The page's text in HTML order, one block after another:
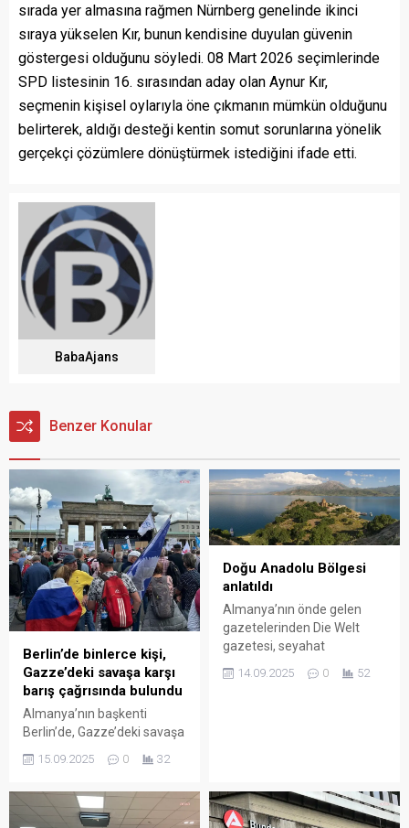
sırada yer almasına rağmen Nürnberg genelinde ikinci
sıraya yükselen Kır, bunun kendisine duyulan güvenin
göstergesi olduğunu söyledi. 08 Mart 2026 seçimlerinde
SPD listesinin 16. sırasından aday olan Aynur Kır,
seçmenin kişisel oylarıyla öne çıkmanın mümkün olduğunu
belirterek, aldığı desteği kentin somut sorunlarına yönelik
gerçekçi çözümlere dönüştürmek istediğini ifade etti.
BabaAjans
Benzer Konular
Berlin’de binlerce kişi,
Gazze’deki savaşa karşı
barış çağrısında bulundu
Almanya’nın başkenti
Berlin’de, Gazze’deki savaşa
bulunmak, soykırımı
Brandenburger Tor’da
gösteri düzenlendi.
15.09.2025 0 32
Doğu Anadolu Bölgesi
anlatıldı
Almanya’nın önde gelen
gazetelerinden Die Welt
gazetesi, seyahat
Anadolu Bölgesi’ne yer
ve Kapadokya’nın akla
geldiği ancak Doğu
14.09.2025 0 52